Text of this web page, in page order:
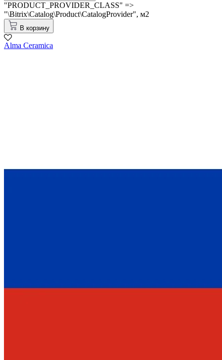
"PRODUCT_PROVIDER_CLASS" =>
"\Bitrix\Catalog\Product\CatalogProvider", м2
В корзину
Alma Ceramica